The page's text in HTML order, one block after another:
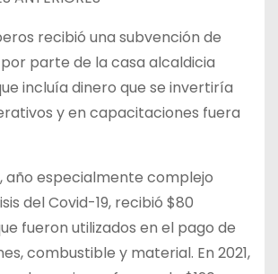
recibió una subvención de
parte de la casa alcaldicia
incluía dinero que se invertiría
y en capacitaciones fuera
año especialmente complejo
del Covid-19, recibió $80
fueron utilizados en el pago de
combustible y material. En 2021,